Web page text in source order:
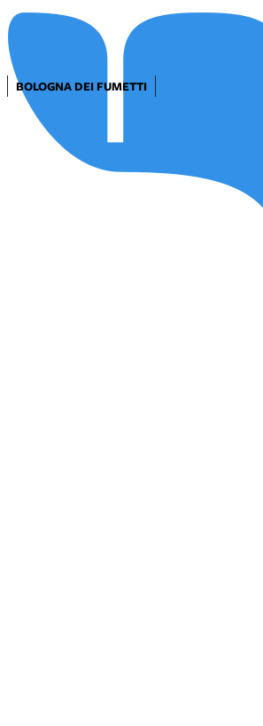
BOLOGNA DEI FUMETTI